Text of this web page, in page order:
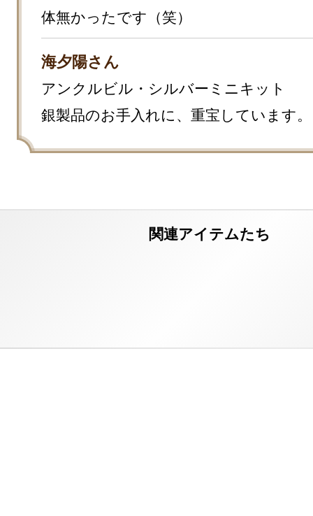
体無かったです（笑）
海夕陽さん
アンクルビル・シルバーミニキット
銀製品のお手入れに、重宝しています。